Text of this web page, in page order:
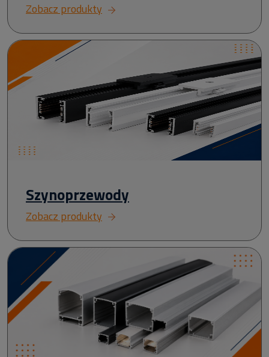
Zobacz produkty
Szynoprzewody
Zobacz produkty